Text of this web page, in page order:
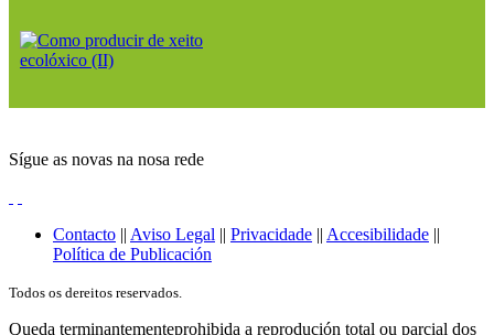
Sígue as novas na nosa rede
Contacto || Aviso Legal || Privacidade || Accesibilidade ||
Política de Publicación
Todos os dereitos reservados.
Queda terminantementeprohibida a reprodución total ou parcial dos